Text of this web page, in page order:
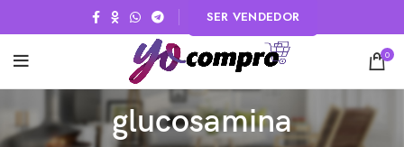
SER VENDEDOR
0
glucosamina